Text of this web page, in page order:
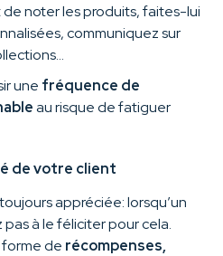
noter les produits, faites-lui
communiquez sur
une fréquence de
au risque de fatiguer
de votre client
appréciée: lorsqu’un
à le féliciter pour cela.
forme de récompenses,